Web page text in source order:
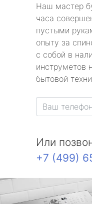
Наш мастер
часа
пустыми
опыту за
с собой в
инструметов
бытовой
Или
+7 (499)